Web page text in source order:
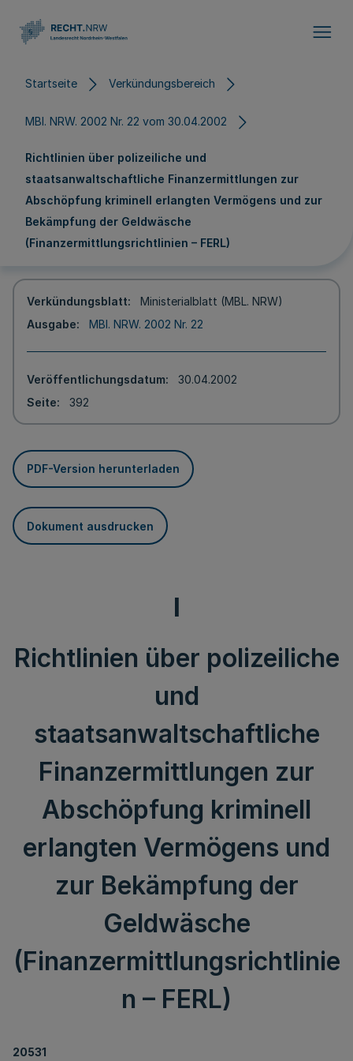
Startseite Verkündungsbereich
MBl. NRW. 2002 Nr. 22 vom 30.04.2002
Richtlinien über polizeiliche und
staatsanwaltschaftliche Finanzermittlungen zur
Abschöpfung kriminell erlangten Vermögens und zur
Bekämpfung der Geldwäsche
(Finanzermittlungsrichtlinien – FERL)
Verkündungsblatt
Ministerialblatt (MBL. NRW)
Ausgabe
MBl. NRW. 2002 Nr. 22
Veröffentlichungsdatum
30.04.2002
Seite
392
PDF-Version herunterladen
Dokument ausdrucken
I
Richtlinien über polizeiliche
und
staatsanwaltschaftliche
Finanzermittlungen zur
Abschöpfung kriminell
erlangten Vermögens und
zur Bekämpfung der
Geldwäsche
(Finanzermittlungsrichtlinie
n – FERL)
20531